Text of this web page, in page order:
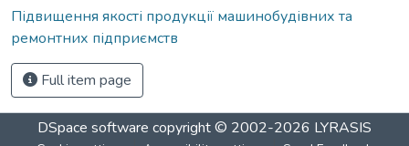
Підвищення якості продукції машинобудівних та
ремонтних підприємств
Full item page
DSpace software copyright © 2002-2026 LYRASIS